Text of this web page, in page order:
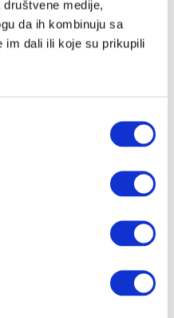
medije,
da ih kombinuju sa
im dali ili koje su prikupili